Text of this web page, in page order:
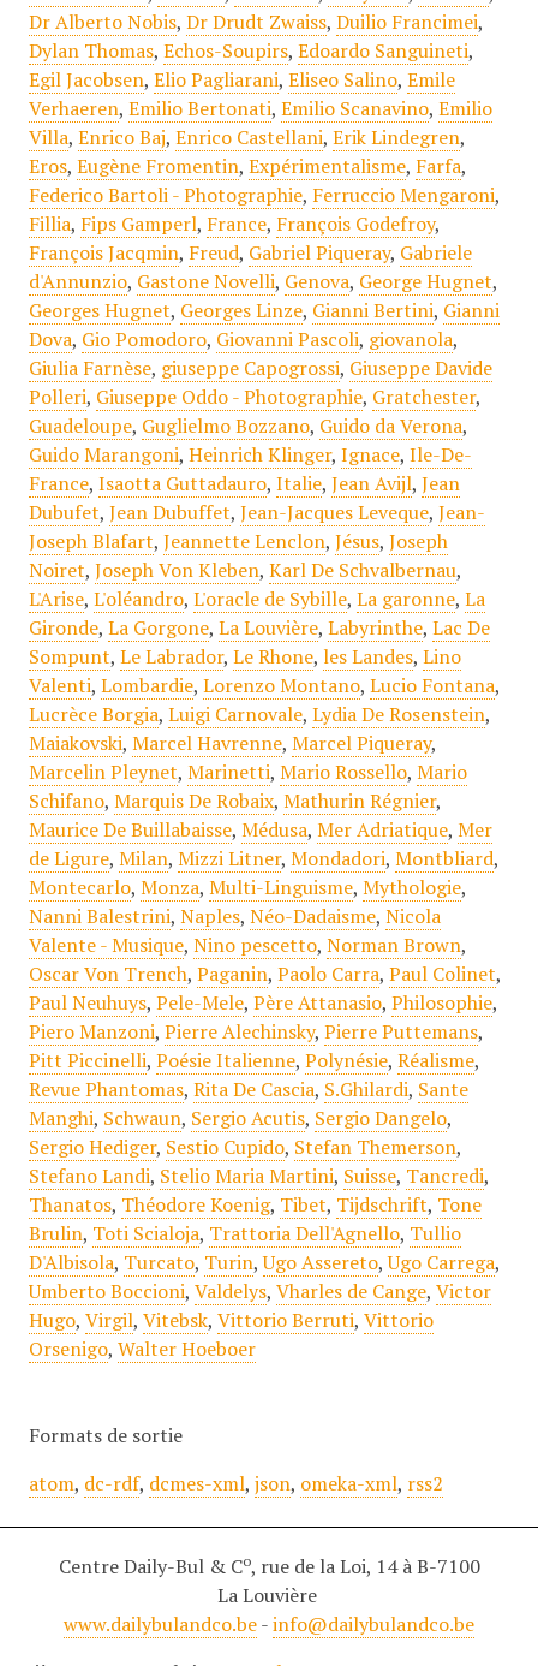
Dr Alberto Nobis, Dr Drudt Zwaiss, Duilio Francimei,
Dylan Thomas, Echos-Soupirs, Edoardo Sanguineti,
Egil Jacobsen, Elio Pagliarani, Eliseo Salino, Emile
Verhaeren, Emilio Bertonati, Emilio Scanavino, Emilio
Villa, Enrico Baj, Enrico Castellani, Erik Lindegren,
Eros, Eugène Fromentin, Expérimentalisme, Farfa,
Federico Bartoli - Photographie, Ferruccio Mengaroni,
Fillia, Fips Gamperl, France, François Godefroy,
François Jacqmin, Freud, Gabriel Piqueray, Gabriele
d'Annunzio, Gastone Novelli, Genova, George Hugnet,
Georges Hugnet, Georges Linze, Gianni Bertini, Gianni
Dova, Gio Pomodoro, Giovanni Pascoli, giovanola,
Giulia Farnèse, giuseppe Capogrossi, Giuseppe Davide
Polleri, Giuseppe Oddo - Photographie, Gratchester,
Guadeloupe, Guglielmo Bozzano, Guido da Verona,
Guido Marangoni, Heinrich Klinger, Ignace, Ile-De-
France, Isaotta Guttadauro, Italie, Jean Avijl, Jean
Dubufet, Jean Dubuffet, Jean-Jacques Leveque, Jean-
Joseph Blafart, Jeannette Lenclon, Jésus, Joseph
Noiret, Joseph Von Kleben, Karl De Schvalbernau,
L'Arise, L'oléandro, L'oracle de Sybille, La garonne, La
Gironde, La Gorgone, La Louvière, Labyrinthe, Lac De
Sompunt, Le Labrador, Le Rhone, les Landes, Lino
Valenti, Lombardie, Lorenzo Montano, Lucio Fontana,
Lucrèce Borgia, Luigi Carnovale, Lydia De Rosenstein,
Maiakovski, Marcel Havrenne, Marcel Piqueray,
Marcelin Pleynet, Marinetti, Mario Rossello, Mario
Schifano, Marquis De Robaix, Mathurin Régnier,
Maurice De Buillabaisse, Médusa, Mer Adriatique, Mer
de Ligure, Milan, Mizzi Litner, Mondadori, Montbliard,
Montecarlo, Monza, Multi-Linguisme, Mythologie,
Nanni Balestrini, Naples, Néo-Dadaisme, Nicola
Valente - Musique, Nino pescetto, Norman Brown,
Oscar Von Trench, Paganin, Paolo Carra, Paul Colinet,
Paul Neuhuys, Pele-Mele, Père Attanasio, Philosophie,
Piero Manzoni, Pierre Alechinsky, Pierre Puttemans,
Pitt Piccinelli, Poésie Italienne, Polynésie, Réalisme,
Revue Phantomas, Rita De Cascia, S.Ghilardi, Sante
Manghi, Schwaun, Sergio Acutis, Sergio Dangelo,
Sergio Hediger, Sestio Cupido, Stefan Themerson,
Stefano Landi, Stelio Maria Martini, Suisse, Tancredi,
Thanatos, Théodore Koenig, Tibet, Tijdschrift, Tone
Brulin, Toti Scialoja, Trattoria Dell'Agnello, Tullio
D'Albisola, Turcato, Turin,Ugo Assereto,Ugo Carrega,
Umberto Boccioni, Valdelys, Vharles de Cange, Victor
Hugo, Virgil, Vitebsk, Vittorio Berruti, Vittorio
Orsenigo, Walter Hoeboer
Formats de sortie
atom, dc-rdf, dcmes-xml, json, omeka-xml, rss2
Centre Daily-Bul & Co, rue de la Loi, 14 à B-7100
La Louvière
www.dailybulandco.be-info@dailybulandco.be